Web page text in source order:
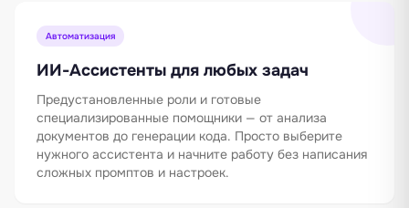
Автоматизация
ИИ-Ассистенты для любых задач
Предустановленные роли и готовые
специализированные помощники — от анализа
документов до генерации кода. Просто выберите
нужного ассистента и начните работу без написания
сложных промптов и настроек.